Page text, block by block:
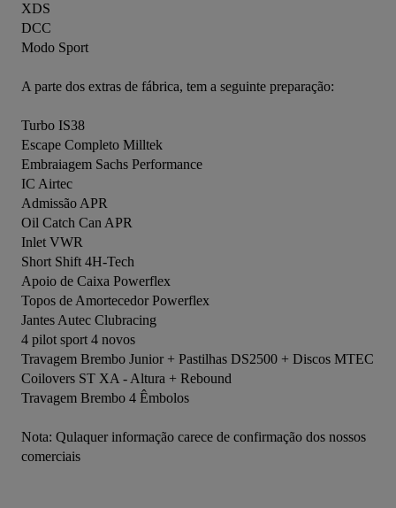
XDS
DCC
Modo Sport
A parte dos extras de fábrica, tem a seguinte preparação:
Turbo IS38
Escape Completo Milltek
Embraiagem Sachs Performance
IC Airtec
Admissão APR
Oil Catch Can APR
Inlet VWR
Short Shift 4H-Tech
Apoio de Caixa Powerflex
Topos de Amortecedor Powerflex
Jantes Autec Clubracing
4 pilot sport 4 novos
Travagem Brembo Junior + Pastilhas DS2500 + Discos MTEC
Coilovers ST XA - Altura + Rebound
Travagem Brembo 4 Êmbolos
Nota: Qulaquer informação carece de confirmação dos nossos
comerciais